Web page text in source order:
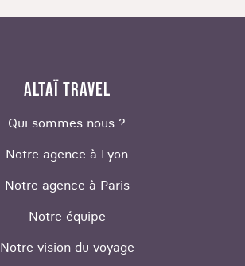
ALTAÏ TRAVEL
Qui sommes nous ?
Notre agence à Lyon
Notre agence à Paris
Notre équipe
Notre vision du voyage